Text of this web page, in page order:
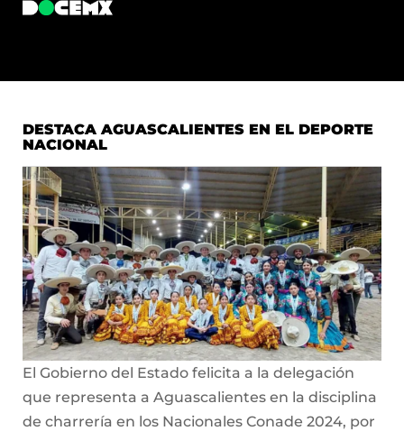
DESTACA AGUASCALIENTES EN EL DEPORTE
NACIONAL
El Gobierno del Estado felicita a la delegación
que representa a Aguascalientes en la disciplina
de charrería en los Nacionales Conade 2024, por